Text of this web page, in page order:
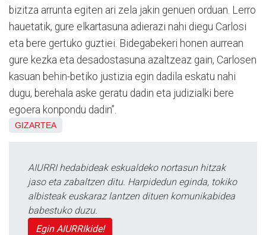
bizitza arrunta egiten ari zela jakin genuen orduan. Lerro
hauetatik, gure elkartasuna adierazi nahi diegu Carlosi
eta bere gertuko guztiei. Bidegabekeri honen aurrean
gure kezka eta desadostasuna azaltzeaz gain, Carlosen
kasuan behin-betiko justizia egin dadila eskatu nahi
dugu, berehala aske geratu dadin eta judizialki bere
egoera konpondu dadin”.
GIZARTEA
AIURRI hedabideak eskualdeko nortasun hitzak
jaso eta zabaltzen ditu. Harpidedun eginda, tokiko
albisteak euskaraz lantzen dituen komunikabidea
babestuko duzu.
Egin AIURRIkide!